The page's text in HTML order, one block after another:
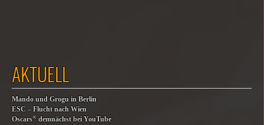
AKTUELL
Mando und Grogu in Berlin
ESC – Flucht nach Wien
Oscars® demnächst bei YouTube